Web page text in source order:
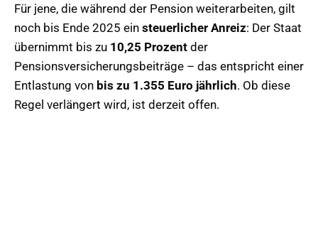
Für jene, die während der Pension weiterarbeiten, gilt
noch bis Ende 2025 ein steuerlicher Anreiz: Der Staat
übernimmt bis zu 10,25 Prozent der
Pensionsversicherungsbeiträge – das entspricht einer
Entlastung von bis zu 1.355 Euro jährlich. Ob diese
Regel verlängert wird, ist derzeit offen.